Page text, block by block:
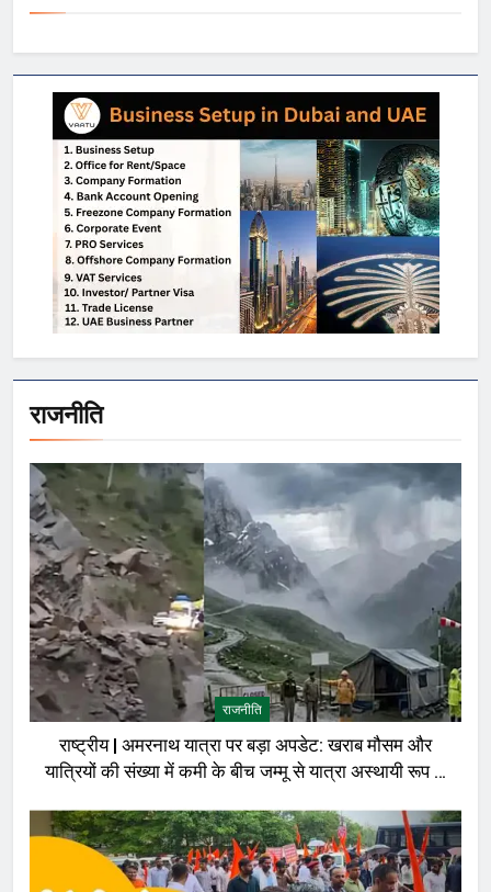
राजनीति
राजनीति
राष्ट्रीय | अमरनाथ यात्रा पर बड़ा अपडेट: खराब मौसम और
यात्रियों की संख्या में कमी के बीच जम्मू से यात्रा अस्थायी रूप से